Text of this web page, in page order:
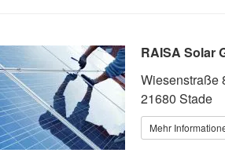
RAISA Solar
Wiesenstraße
21680 Stade
Mehr